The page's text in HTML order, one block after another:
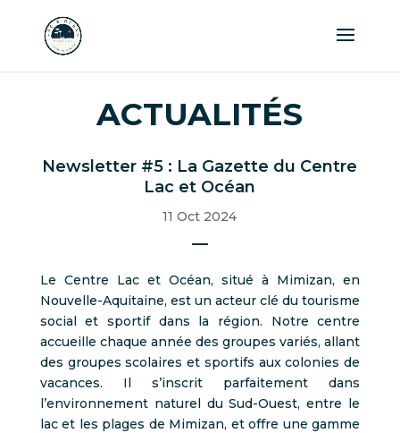
ACTUALITÉS
Newsletter #5 : La Gazette du Centre
Lac et Océan
11 Oct 2024
Le Centre Lac et Océan, situé à Mimizan, en
Nouvelle-Aquitaine, est un acteur clé du tourisme
social et sportif dans la région. Notre centre
accueille chaque année des groupes variés, allant
des groupes scolaires et sportifs aux colonies de
vacances. Il s’inscrit parfaitement dans
l’environnement naturel du Sud-Ouest, entre le
lac et les plages de Mimizan, et offre une gamme